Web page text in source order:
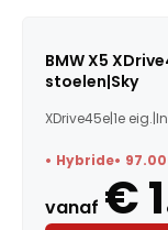
BMW X5
stoelen|Sky
XDrive45e|1e
Hybride
vanaf €